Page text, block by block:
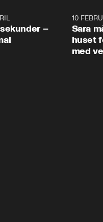
–
10
Sara
huset
med